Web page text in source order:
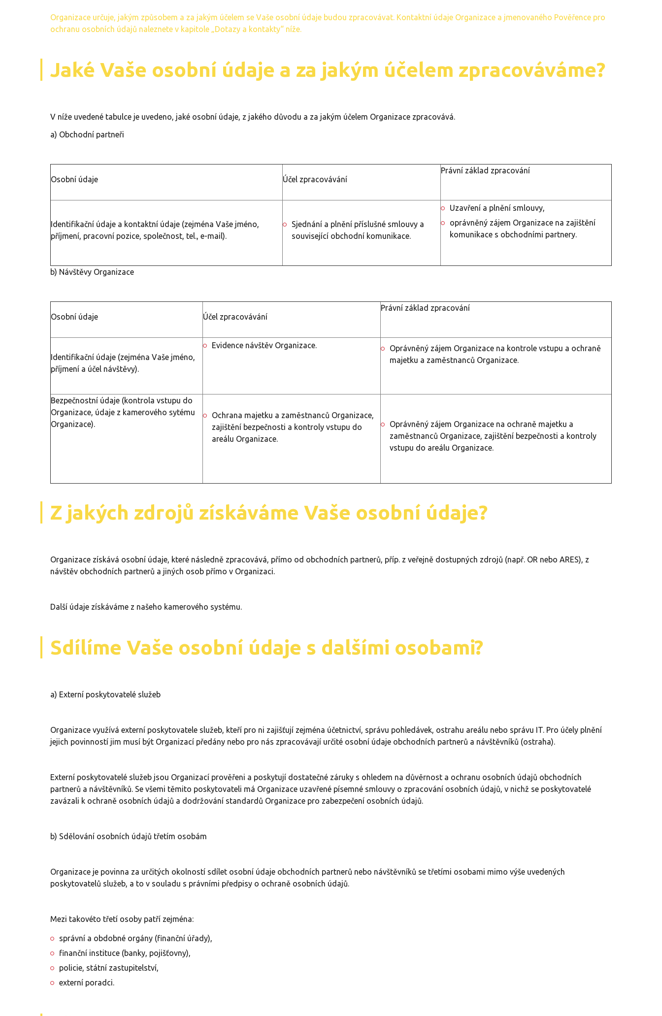
Organizace určuje, jakým způsobem a za jakým účelem se Vaše osobní údaje budou zpracovávat. Kontaktní údaje Organizace a jmenovaného Pověřence pro
ochranu osobních údajů naleznete v kapitole „Dotazy a kontakty“ níže.
Jaké Vaše osobní údaje a za jakým účelem zpracováváme?
V níže uvedené tabulce je uvedeno, jaké osobní údaje, z jakého důvodu a za jakým účelem Organizace zpracovává.
a) Obchodní partneři
Osobní údaje Účel zpracovávání
Právní základ zpracování
Identifikační údaje a kontaktní údaje (zejména Vaše jméno,
příjmení, pracovní pozice, společnost, tel., e-mail).
Sjednání a plnění příslušné smlouvy a
související obchodní komunikace.
Uzavření a plnění smlouvy,
oprávněný zájem Organizace na zajištění
komunikace s obchodními partnery.
b) Návštěvy Organizace
Osobní údaje Účel zpracovávání
Právní základ zpracování
Identifikační údaje (zejména Vaše jméno,
příjmení a účel návštěvy).
Evidence návštěv Organizace.
Oprávněný zájem Organizace na kontrole vstupu a ochraně
majetku a zaměstnanců Organizace.
Bezpečnostní údaje (kontrola vstupu do
Organizace, údaje z kamerového sytému
Organizace).
Ochrana majetku a zaměstnanců Organizace,
zajištění bezpečnosti a kontroly vstupu do
areálu Organizace.
Oprávněný zájem Organizace na ochraně majetku a
zaměstnanců Organizace, zajištění bezpečnosti a kontroly
vstupu do areálu Organizace.
Z jakých zdrojů získáváme Vaše osobní údaje?
Organizace získává osobní údaje, které následně zpracovává, přímo od obchodních partnerů, příp. z veřejně dostupných zdrojů (např. OR nebo ARES), z
návštěv obchodních partnerů a jiných osob přímo v Organizaci.
Další údaje získáváme z našeho kamerového systému.
Sdílíme Vaše osobní údaje s dalšími osobami?
a) Externí poskytovatelé služeb
Organizace využívá externí poskytovatele služeb, kteří pro ni zajišťují zejména účetnictví, správu pohledávek, ostrahu areálu nebo správu IT. Pro účely plnění
jejich povinností jim musí být Organizací předány nebo pro nás zpracovávají určité osobní údaje obchodních partnerů a návštěvníků (ostraha).
Externí poskytovatelé služeb jsou Organizací prověřeni a poskytují dostatečné záruky s ohledem na důvěrnost a ochranu osobních údajů obchodních
partnerů a návštěvníků. Se všemi těmito poskytovateli má Organizace uzavřené písemné smlouvy o zpracování osobních údajů, v nichž se poskytovatelé
zavázali k ochraně osobních údajů a dodržování standardů Organizace pro zabezpečení osobních údajů.
b) Sdělování osobních údajů třetím osobám
Organizace je povinna za určitých okolností sdílet osobní údaje obchodních partnerů nebo návštěvníků se třetími osobami mimo výše uvedených
poskytovatelů služeb, a to v souladu s právními předpisy o ochraně osobních údajů.
Mezi takovéto třetí osoby patří zejména:
správní a obdobné orgány (finanční úřady),
finanční instituce (banky, pojišťovny),
policie, státní zastupitelství,
externí poradci.